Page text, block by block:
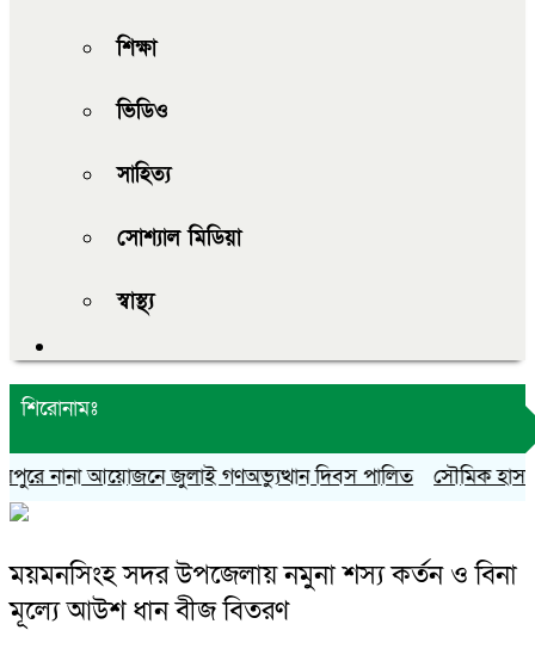
শিক্ষা
ভিডিও
সাহিত্য
সোশ্যাল মিডিয়া
স্বাস্থ্য
শিরোনামঃ
নানা আয়োজনে জুলাই গণঅভ্যুত্থান দিবস পালিত সৌমিক
ময়মনসিংহ সদর উপজেলায় নমুনা শস্য কর্তন ও বিনা
মূল্যে আউশ ধান বীজ বিতরণ